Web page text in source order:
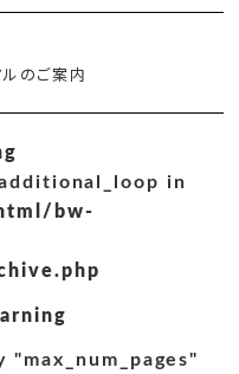
のご案内
in
bw-